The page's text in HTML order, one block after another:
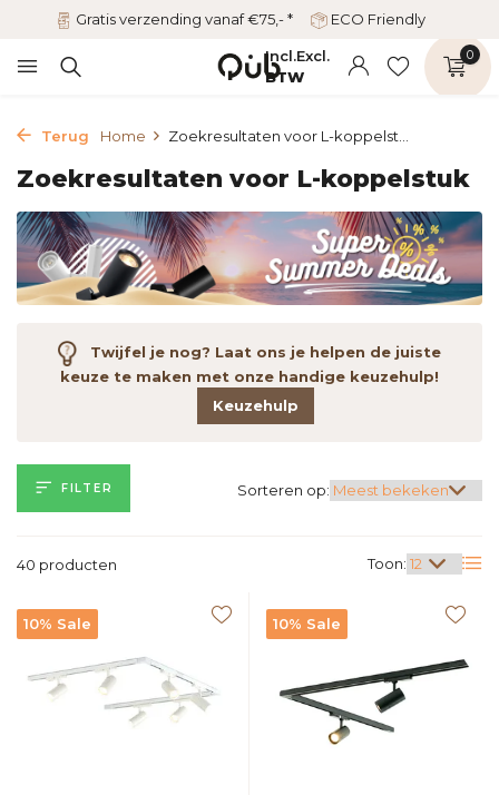
Gratis verzending vanaf €75,- * ECO Friendly
Incl.Excl.
BTW
0
Terug Home Zoekresultaten voor L-koppelst...
Zoekresultaten voor L-koppelstuk
Twijfel je nog? Laat ons je helpen de juiste
keuze te maken met onze handige keuzehulp!
Keuzehulp
FILTER
40 producten Toon:
Sorteren op:
10% Sale 10% Sale